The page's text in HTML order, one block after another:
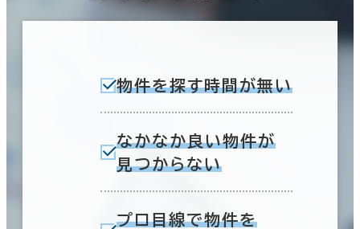
物件を探す時間が無い
なかなか良い物件が
見つからない
プロ目線で物件を